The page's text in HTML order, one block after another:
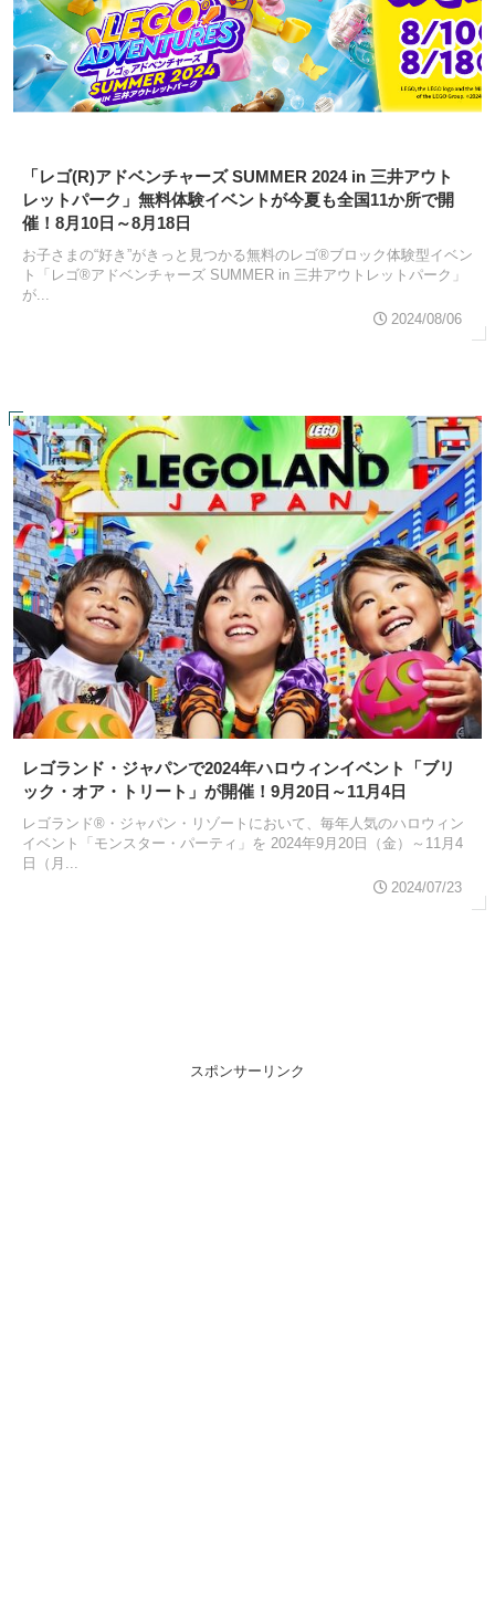
「レゴ(R)アドベンチャーズ SUMMER 2024 in 三井アウト
レットパーク」無料体験イベントが今夏も全国11か所で開
催！8月10日～8月18日
お子さまの“好き”がきっと見つかる無料のレゴ®ブロック体験型イベン
ト「レゴ®アドベンチャーズ SUMMER in 三井アウトレットパーク」
が...
2024/08/06
レゴランド・ジャパンで2024年ハロウィンイベント「ブリ
ック・オア・トリート」が開催！9月20日～11月4日
レゴランド®・ジャパン・リゾートにおいて、毎年人気のハロウィン
イベント「モンスター・パーティ」を 2024年9月20日（金）～11月4
日（月...
2024/07/23
スポンサーリンク
スポンサーリンク